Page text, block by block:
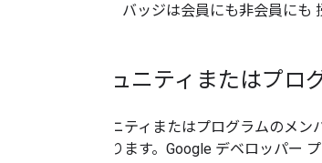
きます。バッジは会員にも非会員にも
コミュニティまたはプロ
コミュニティまたはプログラムのメ
要があります。Google デベロッパー